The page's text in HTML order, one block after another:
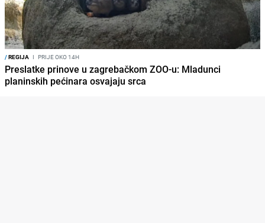
/REGIJA I PRIJE OKO 14H
Preslatke prinove u zagrebačkom ZOO-u: Mladunci
planinskih pećinara osvajaju srca